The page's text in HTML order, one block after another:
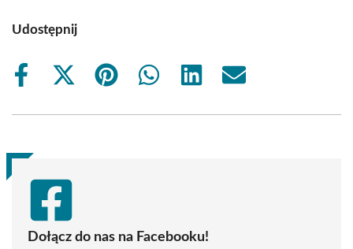
Udostępnij
Share
Share
(Twitter)
Share
Share
Share
Share
Dołącz do nas na Facebooku!